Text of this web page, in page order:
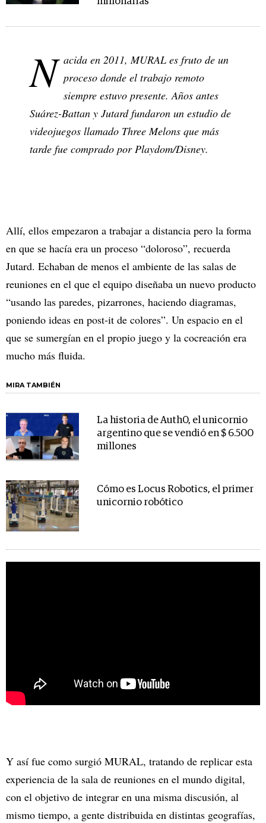
N acida en 2011, MURAL es fruto de un
proceso donde el trabajo remoto
siempre estuvo presente. Años antes
Suárez-Battan y Jutard fundaron un estudio de
videojuegos llamado Three Melons que más
tarde fue comprado por Playdom/Disney.
Allí, ellos empezaron a trabajar a distancia pero la forma
en que se hacía era un proceso “doloroso”, recuerda
Jutard. Echaban de menos el ambiente de las salas de
reuniones en el que el equipo diseñaba un nuevo producto
“usando las paredes, pizarrones, haciendo diagramas,
poniendo ideas en post-it de colores”. Un espacio en el
que se sumergían en el propio juego y la cocreación era
mucho más fluida.
MIRA TAMBIÉN
La historia de Auth0, el unicornio
argentino que se vendió en $ 6.500
millones
Cómo es Locus Robotics, el primer
unicornio robótico
Y así fue como surgió MURAL, tratando de replicar esta
experiencia de la sala de reuniones en el mundo digital,
con el objetivo de integrar en una misma discusión, al
mismo tiempo, a gente distribuida en distintas geografías,